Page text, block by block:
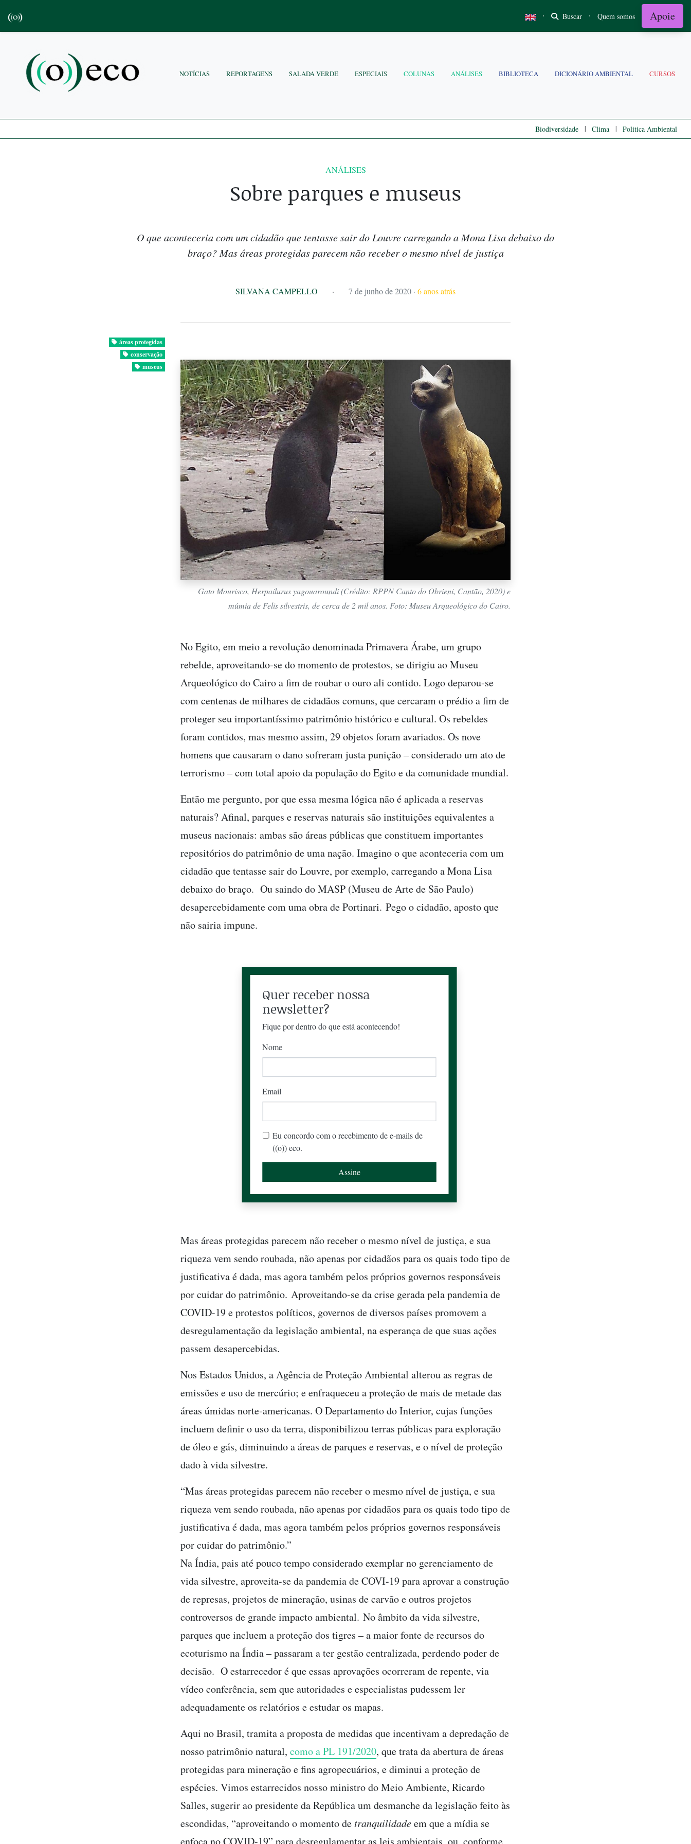
· Buscar · Quem somos Apoie
NOTÍCIAS REPORTAGENS SALADA VERDE ESPECIAIS COLUNAS ANÁLISES BIBLIOTECA DICIONÁRIO AMBIENTAL CURSOS
Biodiversidade | Clima | Politica Ambiental
ANÁLISES
Sobre parques e museus
O que aconteceria com um cidadão que tentasse sair do Louvre carregando a Mona Lisa debaixo do
braço? Mas áreas protegidas parecem não receber o mesmo nível de justiça
SILVANA CAMPELLO · 7 de junho de 2020 · 6 anos atrás
áreas protegidas
conservação
museus
Gato Mourisco, Herpailurus yagouaroundi(Crédito: RPPN Canto do Obrieni, Cantão, 2020) e
múmia de Felis silvestris, de cerca de 2 mil anos. Foto: Museu Arqueológico do Cairo.
No Egito, em meio a revolução denominada Primavera Árabe, um grupo
rebelde, aproveitando-se do momento de protestos, se dirigiu ao Museu
Arqueológico do Cairo a fim de roubar o ouro ali contido. Logo deparou-se
com centenas de milhares de cidadãos comuns, que cercaram o prédio a fim de
proteger seu importantíssimo patrimônio histórico e cultural. Os rebeldes
foram contidos, mas mesmo assim, 29 objetos foram avariados. Os nove
homens que causaram o dano sofreram justa punição – considerado um ato de
terrorismo – com total apoio da população do Egito e da comunidade mundial.
Então me pergunto, por que essa mesma lógica não é aplicada a reservas
naturais? Afinal, parques e reservas naturais são instituições equivalentes a
museus nacionais: ambas são áreas públicas que constituem importantes
repositórios do patrimônio de uma nação. Imagino o que aconteceria com um
cidadão que tentasse sair do Louvre, por exemplo, carregando a Mona Lisa
debaixo do braço. Ou saindo do MASP (Museu de Arte de São Paulo)
desapercebidamente com uma obra de Portinari. Pego o cidadão, aposto que
não sairia impune.
Quer receber nossa
newsletter?
Fique por dentro do que está acontecendo!
Nome
Email
Eu concordo com o recebimento de e-mails de
((o)) eco.
Mas áreas protegidas parecem não receber o mesmo nível de justiça, e sua
riqueza vem sendo roubada, não apenas por cidadãos para os quais todo tipo de
justificativa é dada, mas agora também pelos próprios governos responsáveis
por cuidar do patrimônio. Aproveitando-se da crise gerada pela pandemia de
COVID-19 e protestos políticos, governos de diversos países promovem a
desregulamentação da legislação ambiental, na esperança de que suas ações
passem desapercebidas.
Nos Estados Unidos, a Agência de Proteção Ambiental alterou as regras de
emissões e uso de mercúrio; e enfraqueceu a proteção de mais de metade das
áreas úmidas norte-americanas. O Departamento do Interior, cujas funções
incluem definir o uso da terra, disponibilizou terras públicas para exploração
de óleo e gás, diminuindo a áreas de parques e reservas, e o nível de proteção
dado à vida silvestre.
“Mas áreas protegidas parecem não receber o mesmo nível de justiça, e sua
riqueza vem sendo roubada, não apenas por cidadãos para os quais todo tipo de
justificativa é dada, mas agora também pelos próprios governos responsáveis
por cuidar do patrimônio.”
Na Índia, pais até pouco tempo considerado exemplar no gerenciamento de
vida silvestre, aproveita-se da pandemia de COVI-19 para aprovar a construção
de represas, projetos de mineração, usinas de carvão e outros projetos
controversos de grande impacto ambiental. No âmbito da vida silvestre,
parques que incluem a proteção dos tigres – a maior fonte de recursos do
ecoturismo na Índia – passaram a ter gestão centralizada, perdendo poder de
decisão. O estarrecedor é que essas aprovações ocorreram de repente, via
vídeo conferência, sem que autoridades e especialistas pudessem ler
adequadamente os relatórios e estudar os mapas.
Aqui no Brasil, tramita a proposta de medidas que incentivam a depredação de
nosso patrimônio natural, como a PL 191/2020, que trata da abertura de áreas
protegidas para mineração e fins agropecuários, e diminui a proteção de
espécies. Vimos estarrecidos nosso ministro do Meio Ambiente, Ricardo
Salles, sugerir ao presidente da República um desmanche da legislação feito às
escondidas, “aproveitando o momento detranquilidadeem que a mídia se
enfoca no COVID-19” para desregulamentar as leis ambientais, ou, conforme